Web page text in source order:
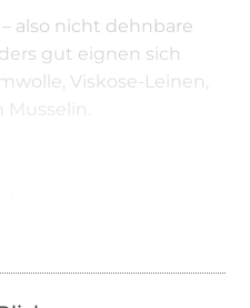
also nicht dehnbare
gut eignen sich
Viskose-Leinen,
Format zum zu Hause